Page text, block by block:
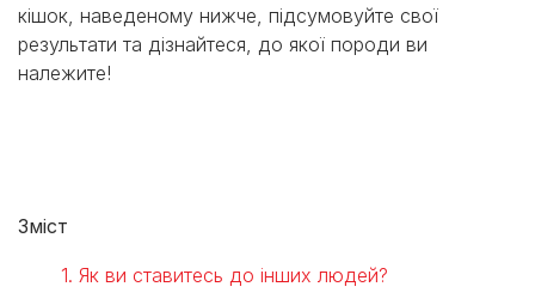
кішок, наведеному нижче, підсумовуйте свої
результати та дізнайтеся, до якої породи ви
належите!
Зміст
1. Як ви ставитесь до інших людей?